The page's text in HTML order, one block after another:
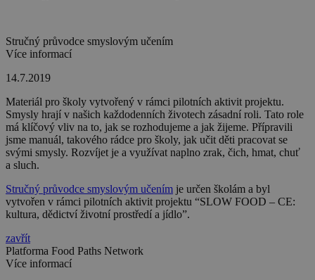
Stručný průvodce smyslovým učením
Více informací
14.7.2019
Materiál pro školy vytvořený v rámci pilotních aktivit projektu.
Smysly hrají v našich každodenních životech zásadní roli. Tato role
má klíčový vliv na to, jak se rozhodujeme a jak žijeme. Přípravili
jsme manuál, takového rádce pro školy, jak učit děti pracovat se
svými smysly. Rozvíjet je a využívat naplno zrak, čich, hmat, chuť
a sluch.
Stručný průvodce smyslovým učením je určen školám a byl
vytvořen v rámci pilotních aktivit projektu “SLOW FOOD – CE:
kultura, dědictví životní prostředí a jídlo”.
zavřít
Platforma Food Paths Network
Více informací